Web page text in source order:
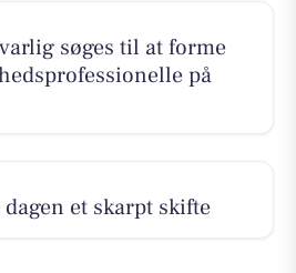
søges til at forme
på
et skarpt skifte